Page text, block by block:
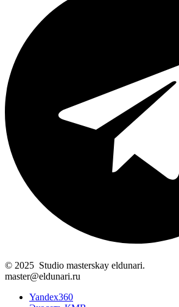
© 2025 Studio masterskay eldunari.
master@eldunari.ru
Yandex360